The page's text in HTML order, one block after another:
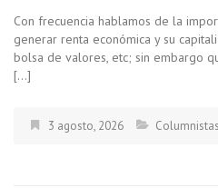
Con frecuencia hablamos de la
generar renta económica y su
bolsa de valores, etc; sin embargo
[…]
3 agosto, 2026 Columnistas